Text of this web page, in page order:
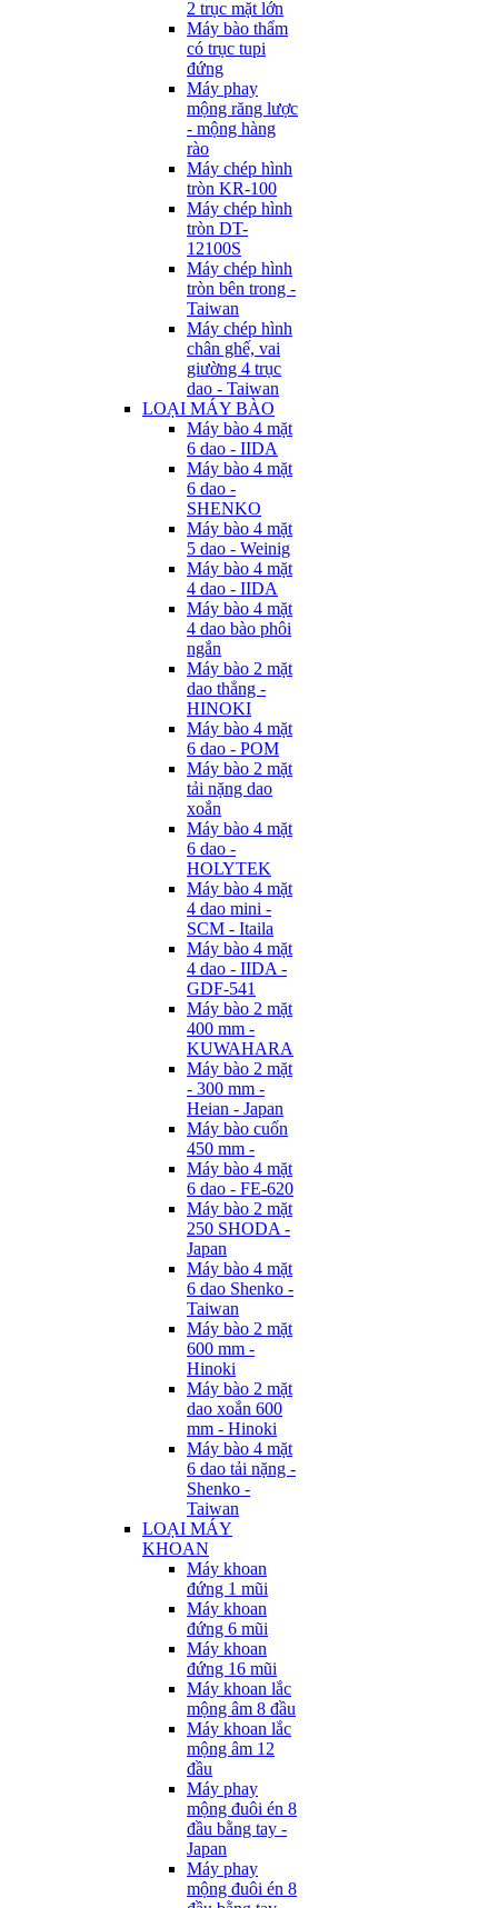
2 trục mặt lớn
Máy bào thẩm
có trục tupi
đứng
Máy phay
mộng răng lược
- mộng hàng
rào
Máy chép hình
tròn KR-100
Máy chép hình
tròn DT-
12100S
Máy chép hình
tròn bên trong -
Taiwan
Máy chép hình
chân ghế, vai
giường 4 trục
dao - Taiwan
LOẠI MÁY BÀO
Máy bào 4 mặt
6 dao - IIDA
Máy bào 4 mặt
6 dao -
SHENKO
Máy bào 4 mặt
5 dao - Weinig
Máy bào 4 mặt
4 dao - IIDA
Máy bào 4 mặt
4 dao bào phôi
ngắn
Máy bào 2 mặt
dao thẳng -
HINOKI
Máy bào 4 mặt
6 dao - POM
Máy bào 2 mặt
tải nặng dao
xoắn
Máy bào 4 mặt
6 dao -
HOLYTEK
Máy bào 4 mặt
4 dao mini -
SCM - Itaila
Máy bào 4 mặt
4 dao - IIDA -
GDF-541
Máy bào 2 mặt
400 mm -
KUWAHARA
Máy bào 2 mặt
- 300 mm -
Heian - Japan
Máy bào cuốn
450 mm -
Máy bào 4 mặt
6 dao - FE-620
Máy bào 2 mặt
250 SHODA -
Japan
Máy bào 4 mặt
6 dao Shenko -
Taiwan
Máy bào 2 mặt
600 mm -
Hinoki
Máy bào 2 mặt
dao xoắn 600
mm - Hinoki
Máy bào 4 mặt
6 dao tải nặng -
Shenko -
Taiwan
LOẠI MÁY
KHOAN
Máy khoan
đứng 1 mũi
Máy khoan
đứng 6 mũi
Máy khoan
đứng 16 mũi
Máy khoan lắc
mộng âm 8 đầu
Máy khoan lắc
mộng âm 12
đầu
Máy phay
mộng đuôi én 8
đầu bằng tay -
Japan
Máy phay
mộng đuôi én 8